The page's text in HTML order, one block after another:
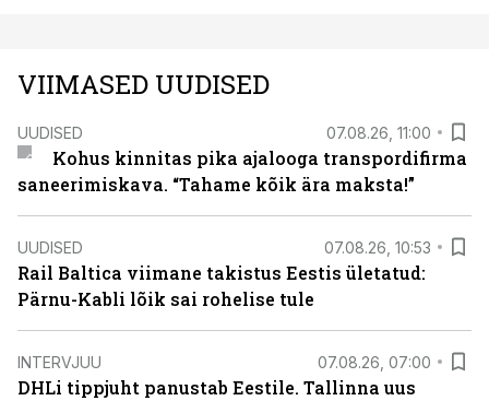
VIIMASED UUDISED
UUDISED 07.08.26, 11:00
Kohus kinnitas pika ajalooga transpordifirma
saneerimiskava. “Tahame kõik ära maksta!”
UUDISED 07.08.26, 10:53
Rail Baltica viimane takistus Eestis ületatud:
Pärnu-Kabli lõik sai rohelise tule
INTERVJUU 07.08.26, 07:00
DHLi tippjuht panustab Eestile. Tallinna uus